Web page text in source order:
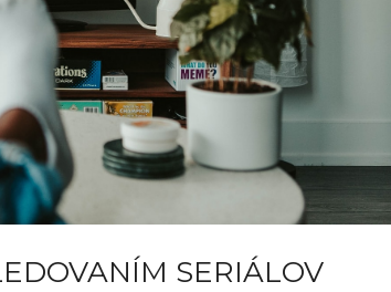
SERIÁLOV